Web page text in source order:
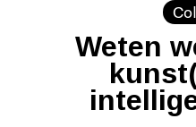
Weten